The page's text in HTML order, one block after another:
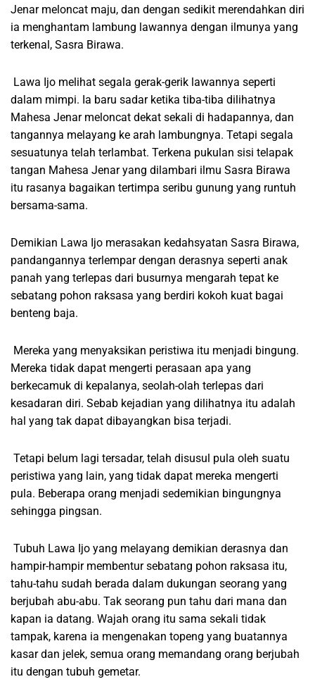
Jenar meloncat maju, dan dengan sedikit merendahkan diri
ia menghantam lambung lawannya dengan ilmunya yang
terkenal, Sasra Birawa.
Lawa Ijo melihat segala gerak-gerik lawannya seperti
dalam mimpi. Ia baru sadar ketika tiba-tiba dilihatnya
Mahesa Jenar meloncat dekat sekali di hadapannya, dan
tangannya melayang ke arah lambungnya. Tetapi segala
sesuatunya telah terlambat. Terkena pukulan sisi telapak
tangan Mahesa Jenar yang dilambari ilmu Sasra Birawa
itu rasanya bagaikan tertimpa seribu gunung yang runtuh
bersama-sama.
Demikian Lawa Ijo merasakan kedahsyatan Sasra Birawa,
pandangannya terlempar dengan derasnya seperti anak
panah yang terlepas dari busurnya mengarah tepat ke
sebatang pohon raksasa yang berdiri kokoh kuat bagai
benteng baja.
Mereka yang menyaksikan peristiwa itu menjadi bingung.
Mereka tidak dapat mengerti perasaan apa yang
berkecamuk di kepalanya, seolah-olah terlepas dari
kesadaran diri. Sebab kejadian yang dilihatnya itu adalah
hal yang tak dapat dibayangkan bisa terjadi.
Tetapi belum lagi tersadar, telah disusul pula oleh suatu
peristiwa yang lain, yang tidak dapat mereka mengerti
pula. Beberapa orang menjadi sedemikian bingungnya
sehingga pingsan.
Tubuh Lawa Ijo yang melayang demikian derasnya dan
hampir-hampir membentur sebatang pohon raksasa itu,
tahu-tahu sudah berada dalam dukungan seorang yang
berjubah abu-abu. Tak seorang pun tahu dari mana dan
kapan ia datang. Wajah orang itu sama sekali tidak
tampak, karena ia mengenakan topeng yang buatannya
kasar dan jelek, semua orang memandang orang berjubah
itu dengan tubuh gemetar.